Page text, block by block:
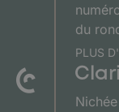
du
PLUS